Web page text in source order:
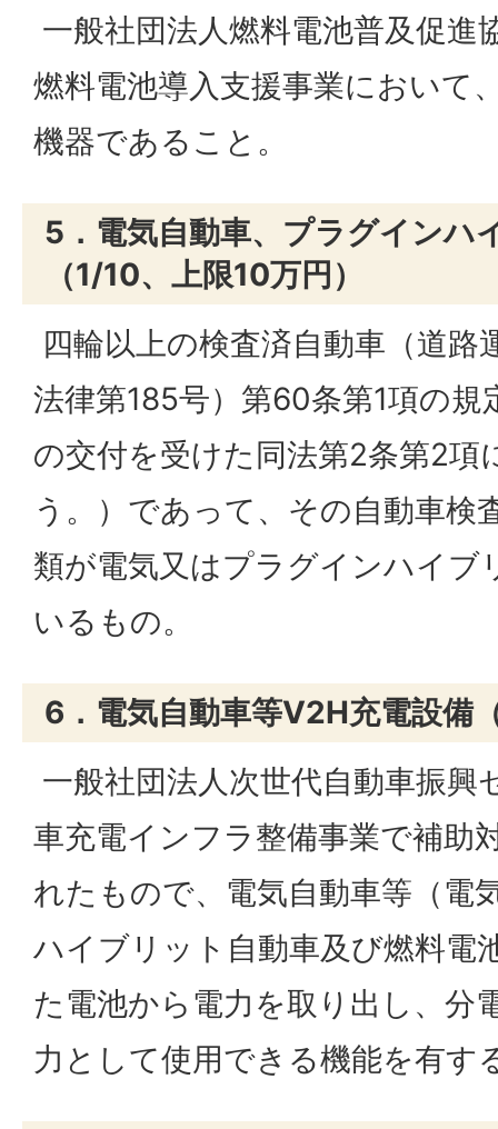
一般社団法人燃料電池普及促進
燃料電池導入支援事業において
機器であること。
5．電気自動車、プラグインハ
（1/10、上限10万円）
四輪以上の検査済自動車（道路
法律第185号）第60条第1項の規
の交付を受けた同法第2条第2項
う。）であって、その自動車検
類が電気又はプラグインハイブ
いるもの。
6．電気自動車等V2H充電設備
一般社団法人次世代自動車振興
車充電インフラ整備事業で補助
れたもので、電気自動車等（電
ハイブリット自動車及び燃料電
た電池から電力を取り出し、分
力として使用できる機能を有す